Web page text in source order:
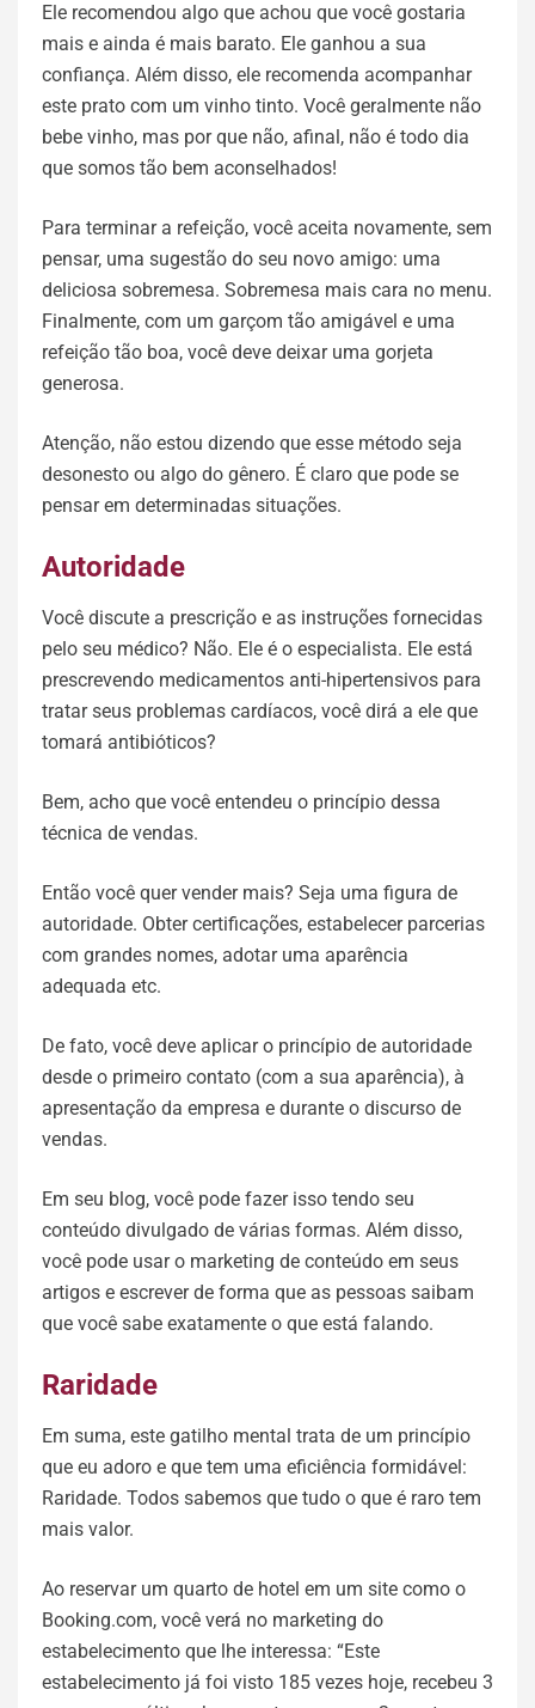
Ele recomendou algo que achou que você gostaria
mais e ainda é mais barato. Ele ganhou a sua
confiança. Além disso, ele recomenda acompanhar
este prato com um vinho tinto. Você geralmente não
bebe vinho, mas por que não, afinal, não é todo dia
que somos tão bem aconselhados!
Para terminar a refeição, você aceita novamente, sem
pensar, uma sugestão do seu novo amigo: uma
deliciosa sobremesa. Sobremesa mais cara no menu.
Finalmente, com um garçom tão amigável e uma
refeição tão boa, você deve deixar uma gorjeta
generosa.
Atenção, não estou dizendo que esse método seja
desonesto ou algo do gênero. É claro que pode se
pensar em determinadas situações.
Autoridade
Você discute a prescrição e as instruções fornecidas
pelo seu médico? Não. Ele é o especialista. Ele está
prescrevendo medicamentos anti-hipertensivos para
tratar seus problemas cardíacos, você dirá a ele que
tomará antibióticos?
Bem, acho que você entendeu o princípio dessa
técnica de vendas.
Então você quer vender mais? Seja uma figura de
autoridade. Obter certificações, estabelecer parcerias
com grandes nomes, adotar uma aparência
adequada etc.
De fato, você deve aplicar o princípio de autoridade
desde o primeiro contato (com a sua aparência), à
apresentação da empresa e durante o discurso de
vendas.
Em seu blog, você pode fazer isso tendo seu
conteúdo divulgado de várias formas. Além disso,
você pode usar o marketing de conteúdo em seus
artigos e escrever de forma que as pessoas saibam
que você sabe exatamente o que está falando.
Raridade
Em suma, este gatilho mental trata de um princípio
que eu adoro e que tem uma eficiência formidável:
Raridade. Todos sabemos que tudo o que é raro tem
mais valor.
Ao reservar um quarto de hotel em um site como o
Booking.com, você verá no marketing do
estabelecimento que lhe interessa: “Este
estabelecimento já foi visto 185 vezes hoje, recebeu 3